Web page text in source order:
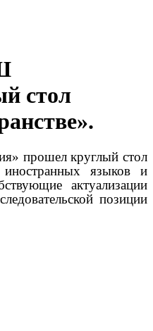
стол
прошел круглый стол
иностранных языков и
актуализации
позиции